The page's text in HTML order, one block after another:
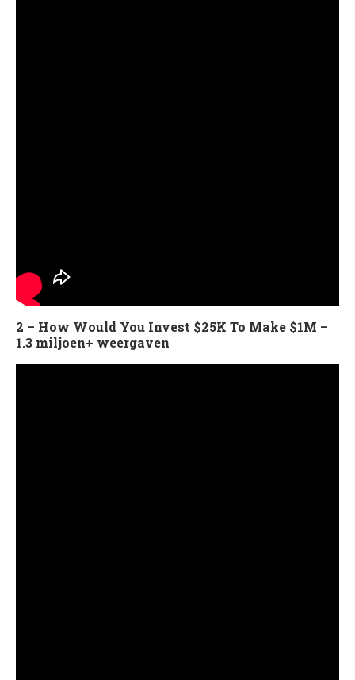
2 – How Would You Invest $25K To Make $1M –
1.3 miljoen+ weergaven